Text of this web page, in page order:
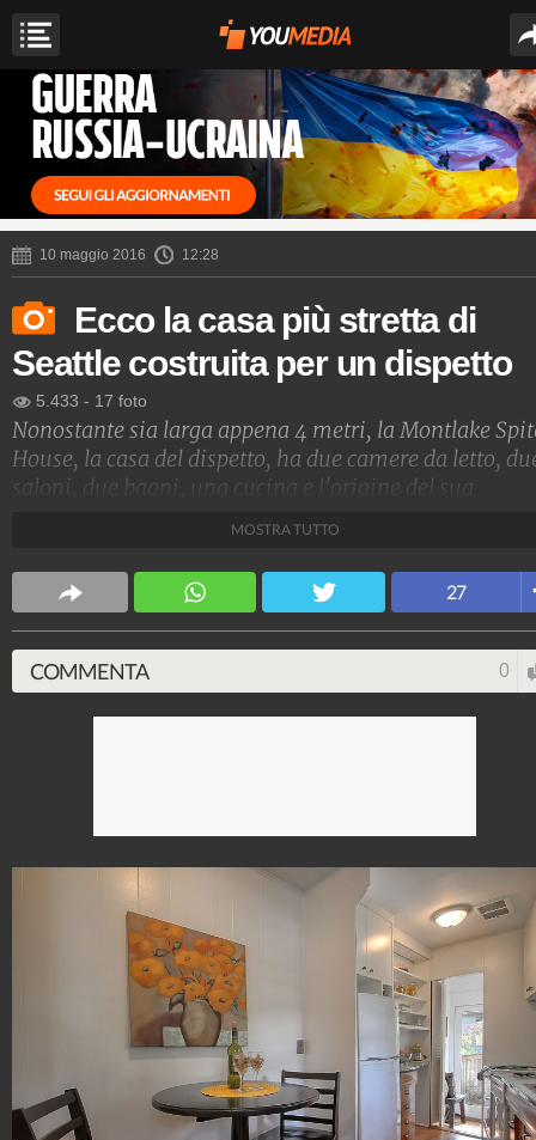
10 maggio 2016 12:28
Ecco la casa più stretta di
Seattle costruita per un dispetto
5.433 - 17 foto
Nonostante sia larga appena 4 metri, la Montlake
House, la casa del dispetto, ha due camere da letto,
saloni, due bagni, una cucina e l'origine del sua
CS Design
63.621.158 171 video 5.817 foto
MOSTRA TUTTO
27
COMMENTA 0